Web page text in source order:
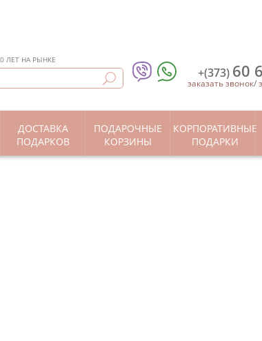
ЛЕТ НА РЫНКЕ
+(373) 60
заказать звонок/
ДОСТАВКА
ПОДАРКОВ
ПОДАРОЧНЫЕ
КОРЗИНЫ
КОРПОРАТИВНЫЕ
ПОДАРКИ